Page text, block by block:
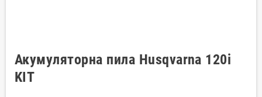
Акумуляторна пила Husqvarna 120i
KIT